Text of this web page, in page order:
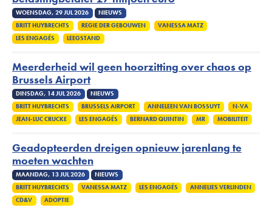
WOENSDAG, 29 JUL 2026
NIEUWS
BRITT HUYBRECHTS
REGIE DER GEBOUWEN
VANESSA MATZ
LES ENGAGÉS
LEEGSTAND
Meerderheid wil geen hoorzitting over chaos op
Brussels Airport
DINSDAG, 14 JUL 2026
NIEUWS
BRITT HUYBRECHTS
BRUSSELS AIRPORT ANNELEEN VAN BOSSUYT
N-VA
JEAN-LUC CRUCKE
LES ENGAGÉS BERNARD QUINTIN MR MOBILITEIT
Geadopteerden dreigen opnieuw jarenlang te
moeten wachten
MAANDAG, 13 JUL 2026
NIEUWS
BRITT HUYBRECHTS
VANESSA MATZ LES ENGAGÉS
ANNELIES VERLINDEN
CD&V
ADOPTIE